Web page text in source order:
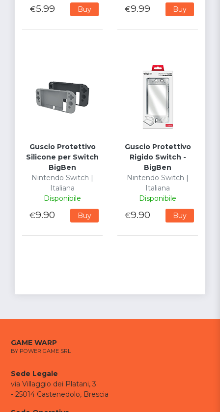
€5.99 Buy €9.99 Buy
Guscio Protettivo
Silicone per Switch
BigBen
Nintendo Switch |
Italiana
Disponibile
€9.90 Buy
Guscio Protettivo
Rigido Switch -
BigBen
Nintendo Switch |
Italiana
Disponibile
€9.90 Buy
GAME WARP
BY POWER GAME SRL
Sede Legale
via Villaggio dei Platani, 3
- 25014 Castenedolo, Brescia